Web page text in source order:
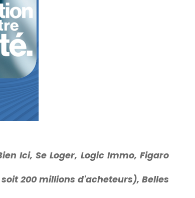
Ici, Se Loger, Logic Immo, Figaro
200 millions d'acheteurs), Belles